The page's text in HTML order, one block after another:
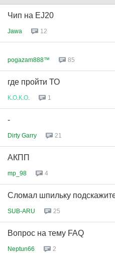
Чип на EJ20
Jawa 12
pogazam888™ 85
где пройти ТО
К О К О 1
-
Dirty Garry 21
АКПП
mp_98 4
Сломал шпильку
SUB-ARU 25
Вопрос на тему FAQ
Neptun66 2